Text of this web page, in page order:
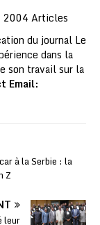
2004 Articles
du journal Le
dans la
son travail sur la
Email:
à la Serbie : la
Z
leur